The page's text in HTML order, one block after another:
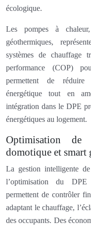
écologique.
Les pompes à
géothermiques,
systèmes de chauffage
performance (COP)
permettent de réduire
énergétique tout en
intégration dans le DPE
énergétiques au logement.
Optimisation
domotique et smart
La gestion intelligente
l’optimisation du DPE
permettent de contrôler
adaptant le chauffage,
des occupants. Des